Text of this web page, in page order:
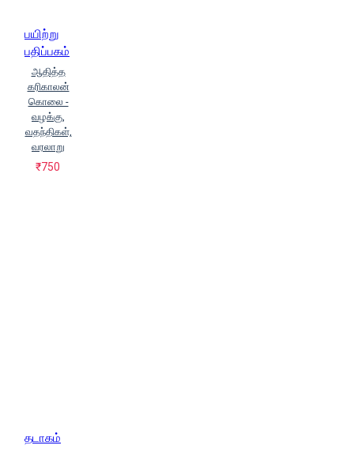
பயிற்று
பதிப்பகம்
ஆதித்த
கரிகாலன்
கொலை -
வழக்கு,
வதந்திகள்,
வரலாறு
₹750
தடாகம்